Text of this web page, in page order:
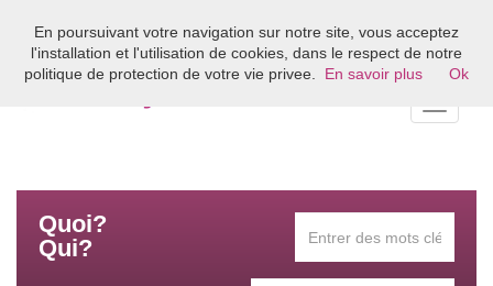
Bienvenue sur l'annuaire du coaching en France
Quoi?
Qui?
En poursuivant votre navigation sur notre site, vous acceptez
l'installation et l'utilisation de cookies, dans le respect de notre
politique de protection de votre vie privee.
En savoir plus Ok